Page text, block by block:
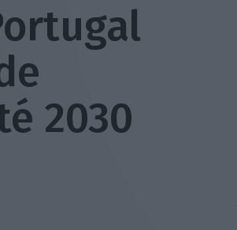
2030